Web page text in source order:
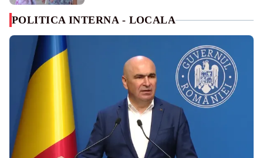
POLITICA INTERNA - LOCALA